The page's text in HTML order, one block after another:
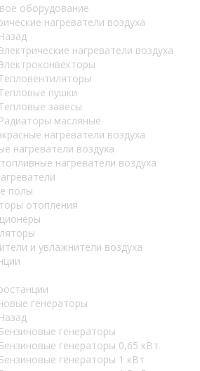
оборудование
нагреватели воздуха
Назад
нагреватели воздуха
пушки
завесы
Радиаторы масляные
нагреватели воздуха
нагреватели воздуха
нагреватели воздуха
полы
отопления
и увлажнители воздуха
генераторы
Назад
Бензиновые генераторы
Бензиновые генераторы 0,65 кВт
Бензиновые генераторы 1 кВт